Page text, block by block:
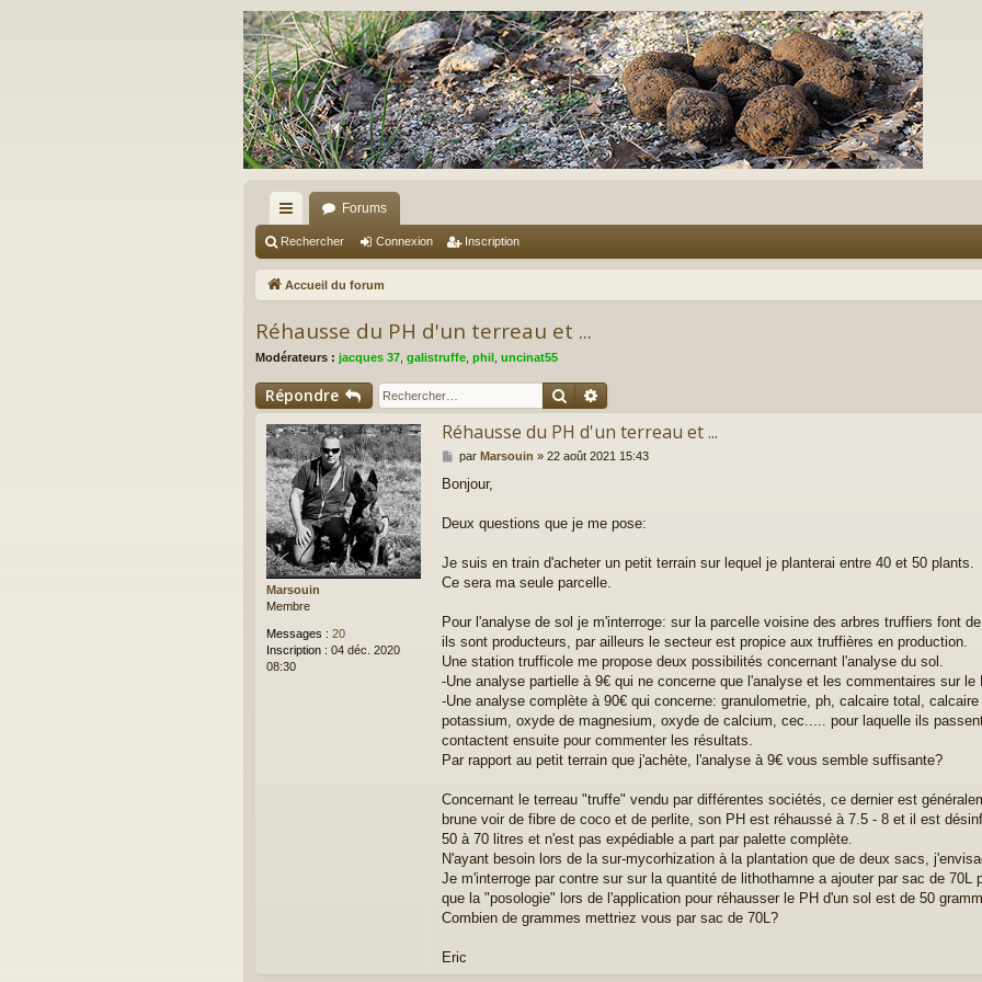
ac
co
ci
Forums
Rechercher Connexion Inscription
Accueil du forum
Réhausse du PH d'un terreau et ...
Modérateurs : jacques 37 galistruffe phil uncinat55
Répondre Rechercher
Marsouin
Membre
Messages : 20
Inscription : 04 déc. 2020
08:30
Réhausse du PH d'un terreau et ...
M
s
a
par Marsouin » 22 août 2021 15:43
Bonjour,
Deux questions que je me pose:
Je suis en train d'acheter un petit terrain sur lequel je planterai entre 40 et 50 plants.
Ce sera ma seule parcelle.
Pour l'analyse de sol je m'interroge: sur la parcelle voisine des arbres truffiers font
ils sont producteurs, par ailleurs le secteur est propice aux truffières en production.
Une station trufficole me propose deux possibilités concernant l'analyse du sol.
-Une analyse partielle à 9€ qui ne concerne que l'analyse et les commentaires sur le
-Une analyse complète à 90€ qui concerne: granulometrie, ph, calcaire total,
potassium, oxyde de magnesium, oxyde de calcium, cec..... pour laquelle ils
contactent ensuite pour commenter les résultats.
Par rapport au petit terrain que j'achète, l'analyse à 9€ vous semble suffisante?
Concernant le terreau "truffe" vendu par différentes sociétés, ce dernier est
brune voir de fibre de coco et de perlite, son PH est réhaussé à 7.5 - 8 et il est
50 à 70 litres et n'est pas expédiable a part par palette complète.
N'ayant besoin lors de la sur-mycorhization à la plantation que de deux sacs,
Je m'interroge par contre sur sur la quantité de lithothamne a ajouter par sac de 70L
que la "posologie" lors de l'application pour réhausser le PH d'un sol est de 50
Combien de grammes mettriez vous par sac de 70L?
Eric